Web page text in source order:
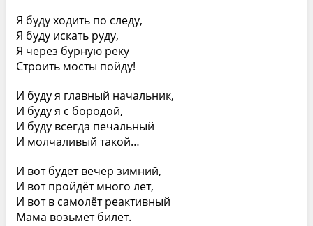
Я буду ходить по следу,
Я буду искать руду,
Я через бурную реку
Строить мосты пойду!
И буду я главный начальник,
И буду я с бородой,
И буду всегда печальный
И молчаливый такой…
И вот будет вечер зимний,
И вот пройдёт много лет,
И вот в самолёт реактивный
Мама возьмет билет.